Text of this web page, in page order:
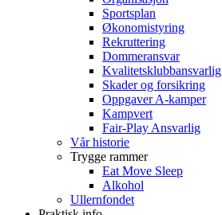
Sportsplan
Økonomistyring
Rekruttering
Dommeransvar
Kvalitetsklubbansvarlig
Skader og forsikring
Oppgaver A-kamper
Kampvert
Fair-Play Ansvarlig
Vår historie
Trygge rammer
Eat Move Sleep
Alkohol
Ullernfondet